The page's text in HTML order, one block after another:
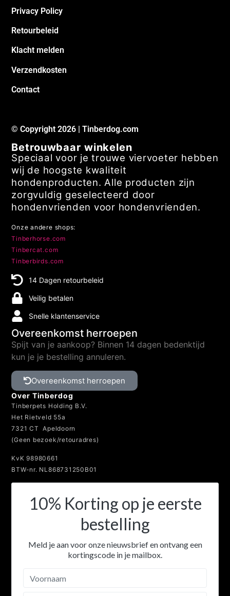
Privacy Policy
Retourbeleid
Klacht melden
Verzendkosten
Contact
© Copyright 2026 | Tinberdog.com
Betrouwbaar winkelen
Speciaal voor je trouwe viervoeter hebben
wij de hoogste kwaliteit
hondenproducten. Alle producten zijn
zorgvuldig geselecteerd door
hondenvrienden voor hondenvrienden.
Onze andere shops:
Tinberhorse.com
Tinbercat.com
Tinberbirds.com
14 Dagen retourbeleid
Veilig betalen
Snelle klantenservice
Overeenkomst herroepen
Spijt van je aankoop? Binnen 14 dagen bedenktijd
kun je je bestelling annuleren.
Overeenkomst herroepen
Over Tinberdog
Tinberpets Holding B.V.
Het Rietveld 55a
7321 CT Apeldoorn
(Geen bezoek/retouradres)
KvK 98980661
BTW-nr. NL868731250B01
10% Korting op je eerste
bestelling
Meld je aan voor onze nieuwsbrief en ontvang een
kortingscode in je mailbox.